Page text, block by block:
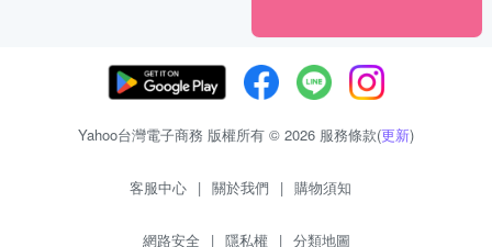
Yahoo台灣電子商務 版權所有 © 2026 服務條款(更新)
客服中心 | 關於我們 | 購物須知
網路安全 | 隱私權 | 分類地圖